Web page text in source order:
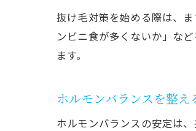
抜け毛対策を始める際は、
ンビニ食が多くないか」な
ます。
ホルモンバランスを整
ホルモンバランスの安定は